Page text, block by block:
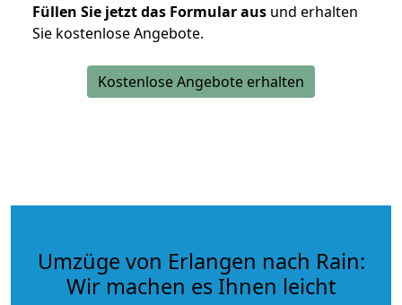
Füllen Sie jetzt das Formular aus und erhalten
Sie kostenlose Angebote.
Kostenlose Angebote erhalten
Umzüge von Erlangen nach Rain:
Wir machen es Ihnen leicht